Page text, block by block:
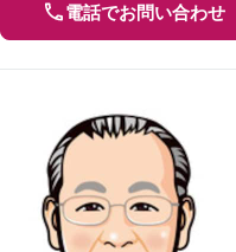
電話でお問い合わせ